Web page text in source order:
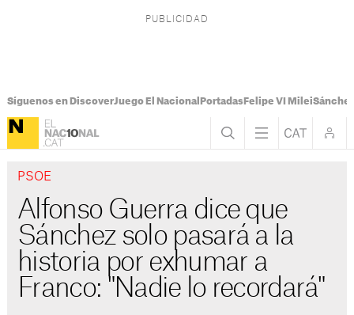
Síguenos en DiscoverJuego El Nacional PortadasFelipe VI Milei
PSOE
Alfonso Guerra dice que
Sánchez solo pasará a la
historia por exhumar a
Franco: "Nadie lo recordará"